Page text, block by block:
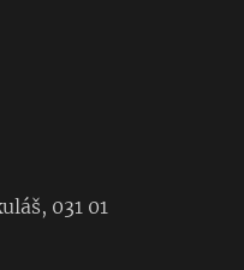
031 01